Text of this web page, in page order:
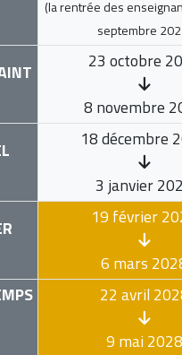
(la rentrée des
septembre
23 octobre
8 novembre
18 décembre
3 janvier
19 février
6 mars
22 avril
9 mai 2028